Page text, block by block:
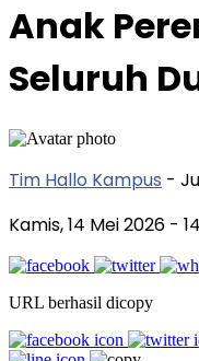
Anak
Seluruh
Tim Hallo Kampus -
Kamis, 14 Mei 2026 -
URL berhasil dicopy